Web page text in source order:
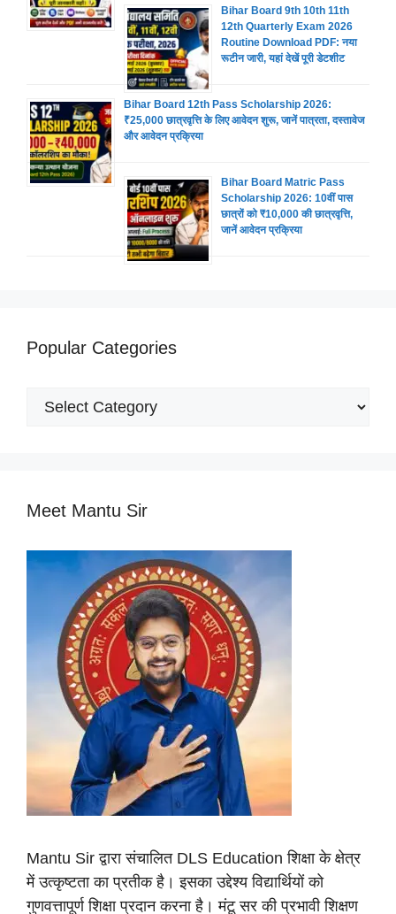
Bihar Board 9th 10th 11th
12th Quarterly Exam 2026
Routine Download PDF: नया
रूटीन जारी, यहां देखें पूरी डेटशीट
Bihar Board 12th Pass Scholarship 2026:
₹25,000 छात्रवृत्ति के लिए आवेदन शुरू, जानें पात्रता, दस्तावेज
और आवेदन प्रक्रिया
Bihar Board Matric Pass
Scholarship 2026: 10वीं पास
छात्रों को ₹10,000 की छात्रवृत्ति,
जानें आवेदन प्रक्रिया
Popular Categories
Popular
Meet Mantu Sir
Mantu Sir द्वारा संचालित DLS Education शिक्षा के क्षेत्र
में उत्कृष्टता का प्रतीक है। इसका उद्देश्य विद्यार्थियों को
गुणवत्तापूर्ण शिक्षा प्रदान करना है। मंटू सर की प्रभावी शिक्षण